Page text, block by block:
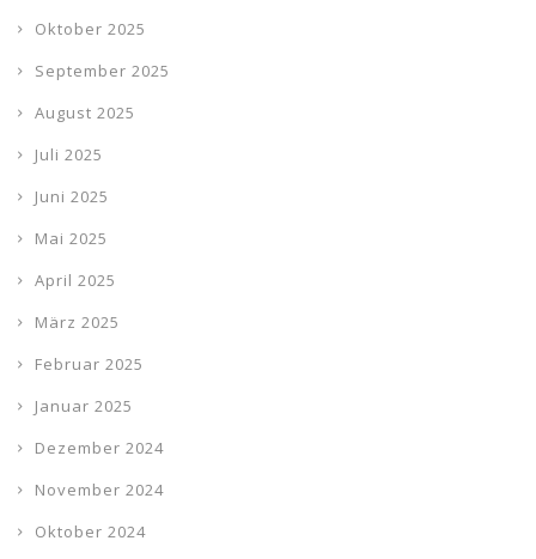
Oktober 2025
September 2025
August 2025
Juli 2025
Juni 2025
Mai 2025
April 2025
März 2025
Februar 2025
Januar 2025
Dezember 2024
November 2024
Oktober 2024